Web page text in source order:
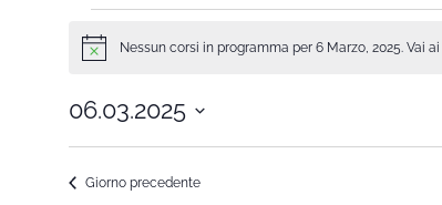
NoticeNessun corsi in programma per 6 Marzo, 2025. Vai ai
06.03.2025
Seleziona
Giorno precedente